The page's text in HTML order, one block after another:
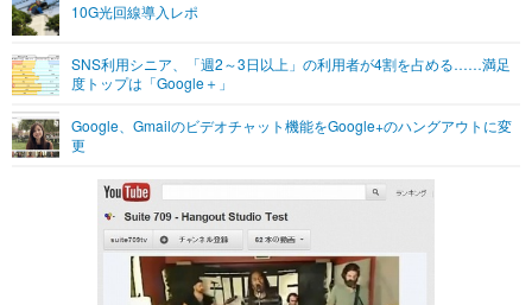
グラビア
ショッピング その他
その他
プッシュ通知の停止方法
10G光回線導入レポ
SNS利用シニア、「週2～3日以上」の利用者が4割を占める……満足
度トップは「Google＋」
Google、Gmailのビデオチャット機能をGoogle+のハングアウトに変
更